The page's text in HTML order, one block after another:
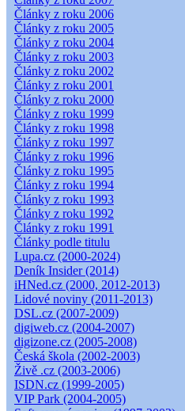
Články z roku 2006
Články z roku 2005
Články z roku 2004
Články z roku 2003
Články z roku 2002
Články z roku 2001
Články z roku 2000
Články z roku 1999
Články z roku 1998
Články z roku 1997
Články z roku 1996
Články z roku 1995
Články z roku 1994
Články z roku 1993
Články z roku 1992
Články z roku 1991
Články podle titulu
Lupa.cz (2000-2024)
Deník Insider (2014)
iHNed.cz (2000, 2012-2013)
Lidové noviny (2011-2013)
DSL.cz (2007-2009)
digiweb.cz (2004-2007)
digizone.cz (2005-2008)
Česká škola (2002-2003)
Živě .cz (2003-2006)
ISDN.cz (1999-2005)
VIP Park (2004-2005)